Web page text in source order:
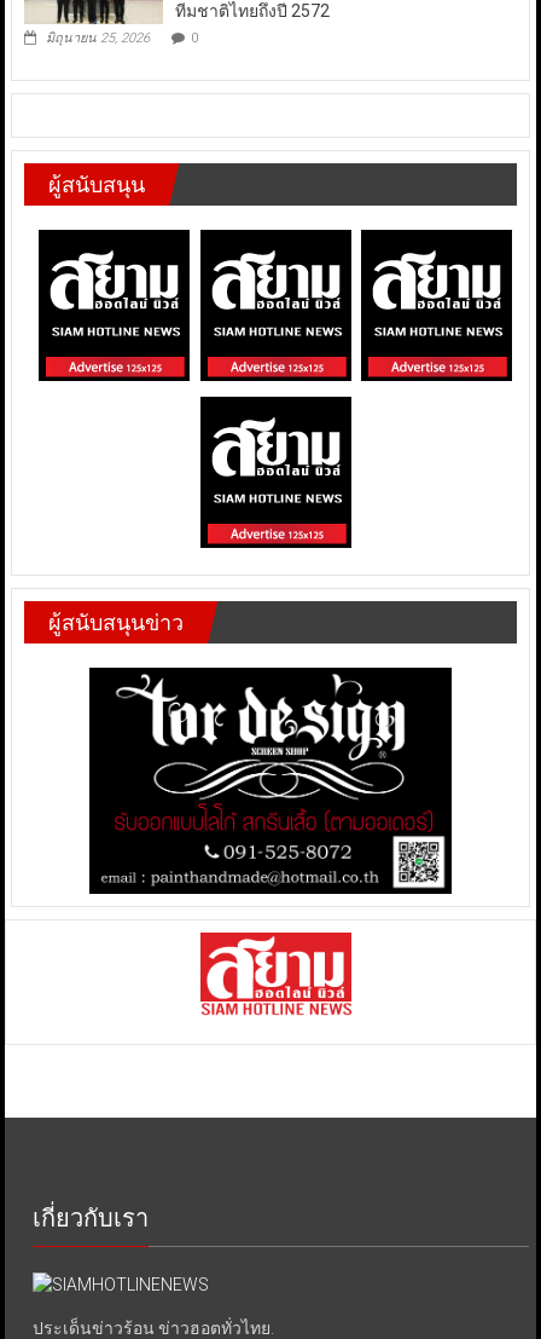
ทีมชาติไทยถึงปี 2572
มิถุนายน 25, 2026 0
ผู้สนับสนุน
ผู้สนับสนุนข่าว
เกี่ยวกับเรา
ประเด็นข่าวร้อน ข่าวฮอตทั่วไทย.